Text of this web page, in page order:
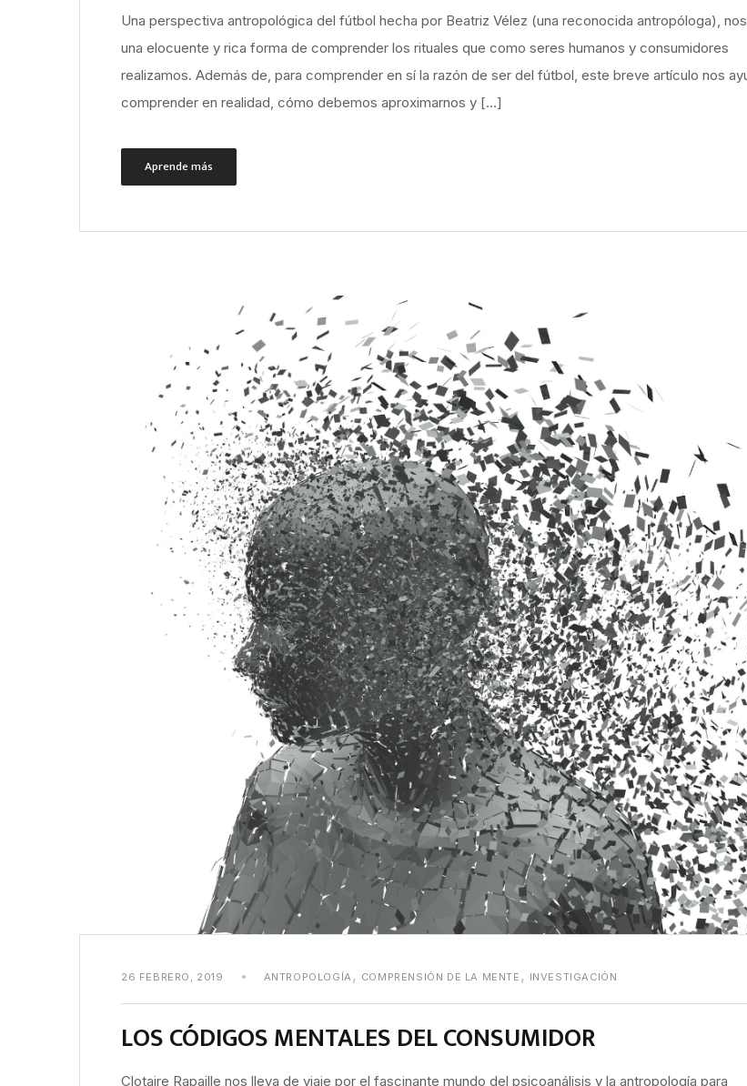
Una perspectiva antropológica del fútbol hecha por Beatriz Vélez (una reconocida antropóloga),
una elocuente y rica forma de comprender los rituales que como seres humanos y consumidores
realizamos. Además de, para comprender en sí la razón de ser del fútbol, este breve artículo nos
comprender en realidad, cómo debemos aproximarnos y […]
Aprende más
26 FEBRERO, 2019 ANTROPOLOGÍA , COMPRENSIÓN DE LA MENTE , INVESTIGACIÓN
LOS CÓDIGOS MENTALES DEL CONSUMIDOR
Clotaire Rapaille nos lleva de viaje por el fascinante mundo del psicoanálisis y la antropología para